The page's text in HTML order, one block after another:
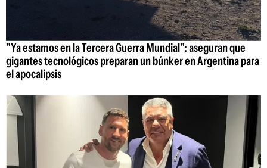
"Ya estamos en la Tercera Guerra Mundial": aseguran que
gigantes tecnológicos preparan un búnker en Argentina para
el apocalipsis